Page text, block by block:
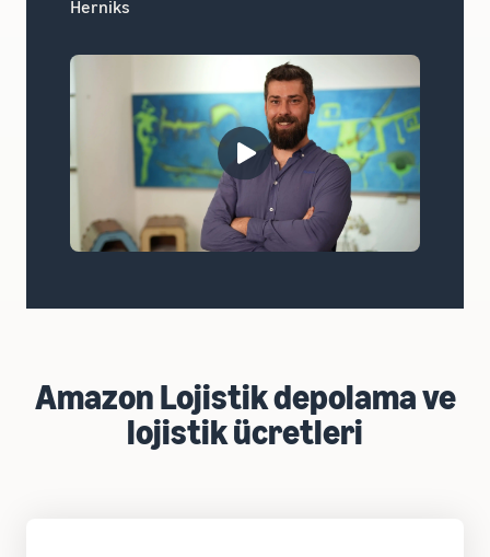
Herniks
Amazon Lojistik depolama ve
lojistik ücretleri